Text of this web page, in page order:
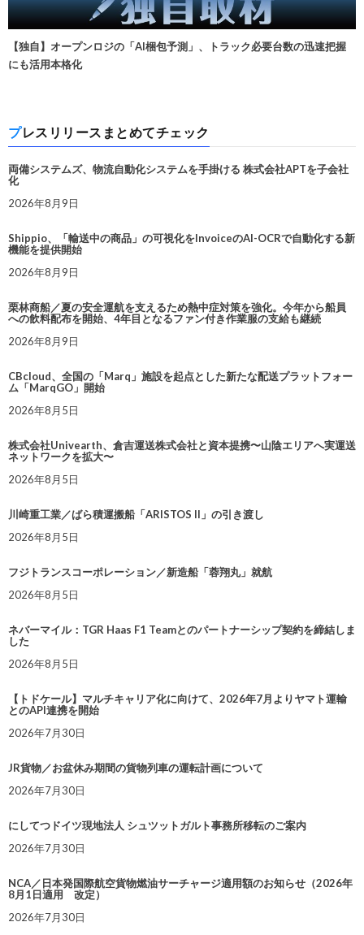
【独自】オープンロジの「AI梱包予測」、トラック必要台数の迅速把握
にも活用本格化
プレスリリースまとめてチェック
両備システムズ、物流自動化システムを手掛ける 株式会社APTを子会社
化
2026年8月9日
Shippio、「輸送中の商品」の可視化をInvoiceのAI-OCRで自動化する新
機能を提供開始
2026年8月9日
栗林商船／夏の安全運航を支えるため熱中症対策を強化。今年から船員
への飲料配布を開始、4年目となるファン付き作業服の支給も継続
2026年8月9日
CBcloud、全国の「Marq」施設を起点とした新たな配送プラットフォー
ム「MarqGO」開始
2026年8月5日
株式会社Univearth、倉吉運送株式会社と資本提携〜山陰エリアへ実運送
ネットワークを拡大〜
2026年8月5日
川崎重工業／ばら積運搬船「ARISTOS II」の引き渡し
2026年8月5日
フジトランスコーポレーション／新造船「蓉翔丸」就航
2026年8月5日
ネバーマイル：TGR Haas F1 Teamとのパートナーシップ契約を締結しま
した
2026年8月5日
【トドケール】マルチキャリア化に向けて、2026年7月よりヤマト運輸
とのAPI連携を開始
2026年7月30日
JR貨物／お盆休み期間の貨物列車の運転計画について
2026年7月30日
にしてつドイツ現地法人 シュツットガルト事務所移転のご案内
2026年7月30日
NCA／日本発国際航空貨物燃油サーチャージ適用額のお知らせ（2026年
8月1日適用 改定）
2026年7月30日